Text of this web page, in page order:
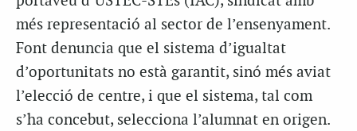
més representació al sector de l’ensenyament.
Font denuncia que el sistema d’igualtat
d’oportunitats no està garantit, sinó més aviat
l’elecció de centre, i que el sistema, tal com
s’ha concebut, selecciona l’alumnat en origen.